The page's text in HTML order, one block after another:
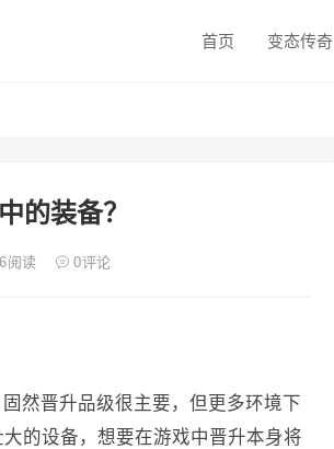
首页 变态传奇
的装备？
阅读 0评论
然晋升品级很主要，但更多环境下
的设备，想要在游戏中晋升本身将